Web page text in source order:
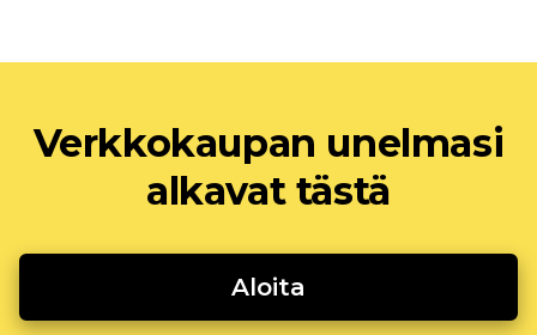
Verkkokaupan unelmasi
alkavat tästä
Aloita